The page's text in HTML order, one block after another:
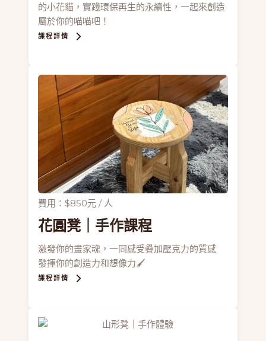
的小花貓，實踐環保再生的永續性，一起來創造
屬於你的喵喵吧！
課程詳情
費用：$850元 / 人
花圓凳｜手作課程
激發你的畫家魂，一同感受疊加壓克力的質感
發揮你的創造力和想像力🖌
課程詳情